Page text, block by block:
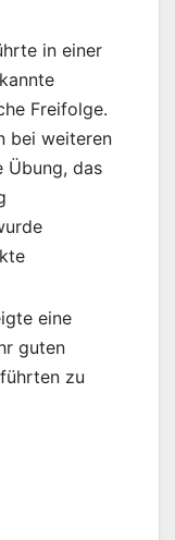
in einer
Freifolge.
bei weiteren
Übung, das
eine
guten
zu